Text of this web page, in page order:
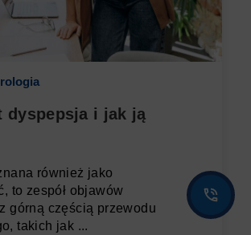
dyspepsja i jak ją
również jako
to zespół objawów
górną częścią przewodu
takich jak ...